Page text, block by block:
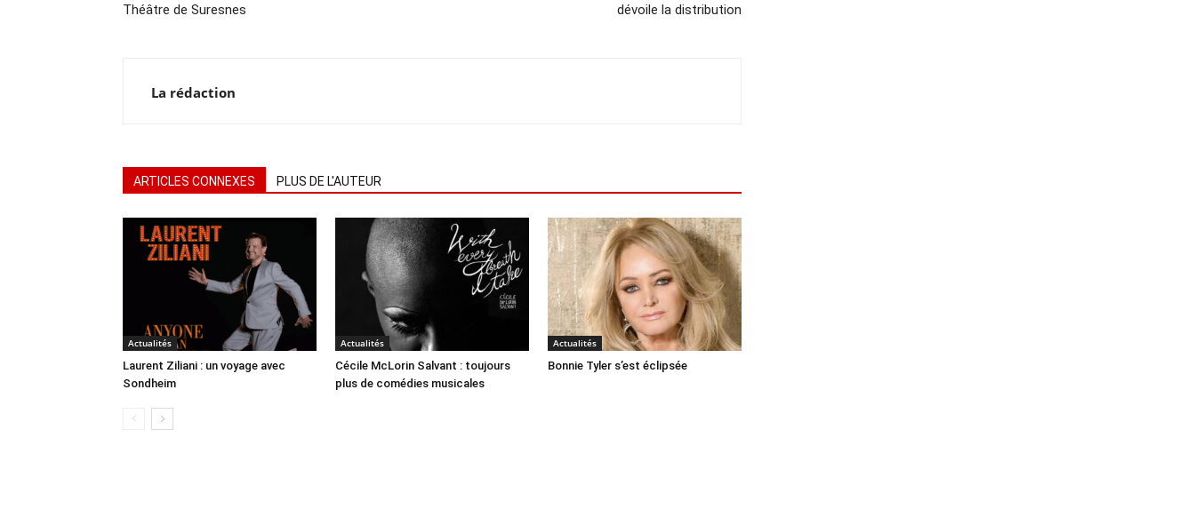
Théâtre de Suresnes
dévoile la distribution
La rédaction
ARTICLES CONNEXES PLUS DE L'AUTEUR
Actualités
Laurent Ziliani : un voyage avec
Sondheim
Actualités
Cécile McLorin Salvant : toujours
plus de comédies musicales
Actualités
Bonnie Tyler s’est éclipsée